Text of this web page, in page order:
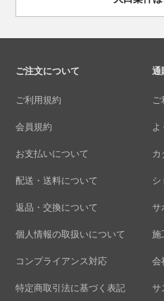
ご注文について
ご利用規約
会員規約
お支払いについて
配送・送料について
返品・交換について
個人情報の取扱いについて
コンプライアンス対応
特定商取引法に基づく表記
通
よ
カ
シ
サ
施
会
サ